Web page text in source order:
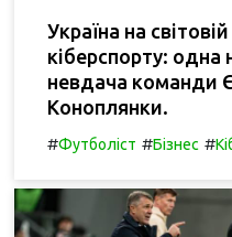
Україна на світовій
кіберспорту: одна
невдача команди
Коноплянки.
#Футболіст #Бізнес #